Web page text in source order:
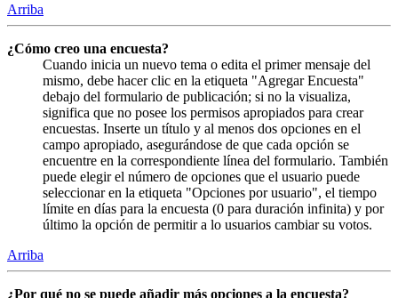
Arriba
¿Cómo creo una encuesta?
Cuando inicia un nuevo tema o edita el primer mensaje del
mismo, debe hacer clic en la etiqueta "Agregar Encuesta"
debajo del formulario de publicación; si no la visualiza,
significa que no posee los permisos apropiados para crear
encuestas. Inserte un título y al menos dos opciones en el
campo apropiado, asegurándose de que cada opción se
encuentre en la correspondiente línea del formulario. También
puede elegir el número de opciones que el usuario puede
seleccionar en la etiqueta "Opciones por usuario", el tiempo
límite en días para la encuesta (0 para duración infinita) y por
último la opción de permitir a lo usuarios cambiar su votos.
Arriba
¿Por qué no se puede añadir más opciones a la encuesta?